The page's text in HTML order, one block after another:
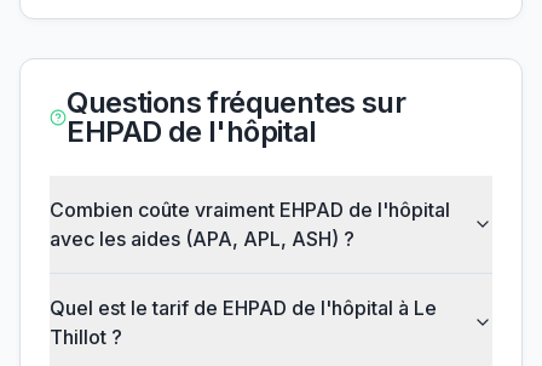
Questions fréquentes sur
EHPAD de l'hôpital
Combien coûte vraiment EHPAD de l'hôpital
avec les aides (APA, APL, ASH) ?
Quel est le tarif de EHPAD de l'hôpital à Le
Thillot ?